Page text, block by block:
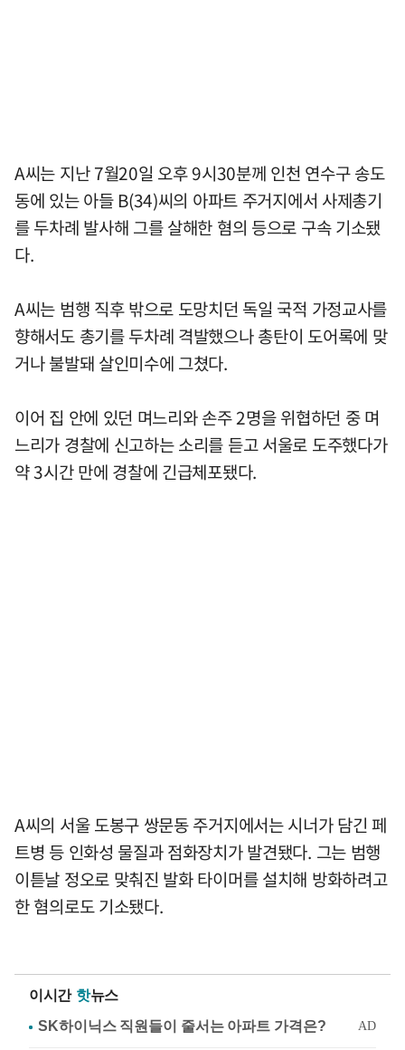
A씨는 지난 7월20일 오후 9시30분께 인천 연수구 송도
동에 있는 아들 B(34)씨의 아파트 주거지에서 사제총기
를 두차례 발사해 그를 살해한 혐의 등으로 구속 기소됐
다.
A씨는 범행 직후 밖으로 도망치던 독일 국적 가정교사를
향해서도 총기를 두차례 격발했으나 총탄이 도어록에 맞
거나 불발돼 살인미수에 그쳤다.
이어 집 안에 있던 며느리와 손주 2명을 위협하던 중 며
느리가 경찰에 신고하는 소리를 듣고 서울로 도주했다가
약 3시간 만에 경찰에 긴급체포됐다.
A씨의 서울 도봉구 쌍문동 주거지에서는 시너가 담긴 페
트병 등 인화성 물질과 점화장치가 발견됐다. 그는 범행
이튿날 정오로 맞춰진 발화 타이머를 설치해 방화하려고
한 혐의로도 기소됐다.
이시간 핫뉴스